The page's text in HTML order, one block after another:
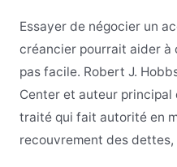
Essayer de négocier un
créancier pourrait aider à
pas facile. Robert J.
Center et auteur principal
traité qui fait autorité en
recouvrement des